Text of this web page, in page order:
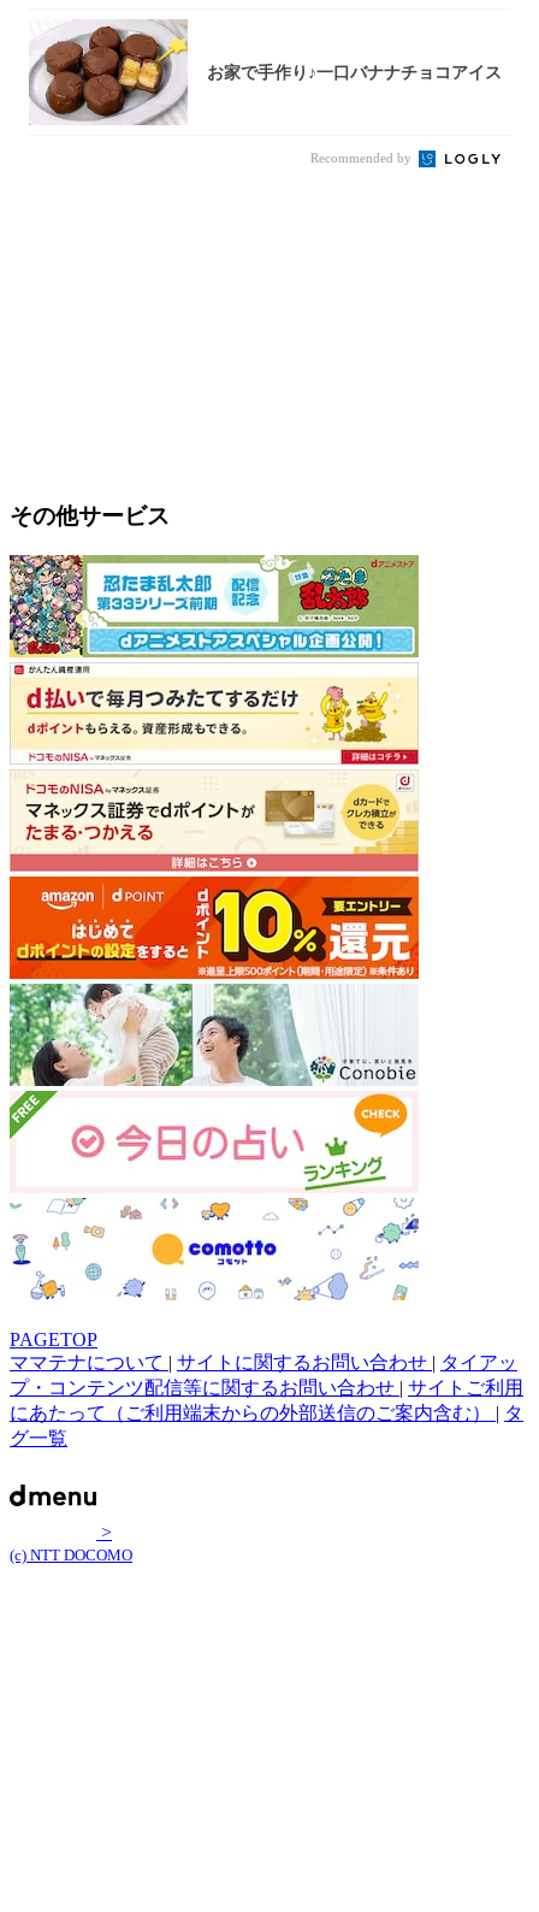
お家で手作り♪一口バナナチョコアイス
Recommended by
その他サービス
PAGETOP
ママテナについて | サイトに関するお問い合わせ | タイアッ
プ・コンテンツ配信等に関するお問い合わせ | サイトご利用
にあたって（ご利用端末からの外部送信のご案内含む） | タ
グ一覧
>
(c) NTT DOCOMO